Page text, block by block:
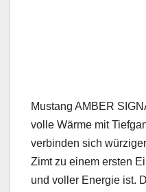
Mus­tang AMBER
volle Wärme mit
verbinden sich
Zimt zu einem ersten
und voller Energie ist.